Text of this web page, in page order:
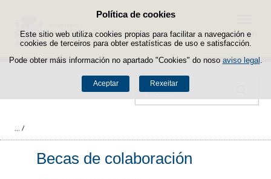
Política de cookies
Este sitio web utiliza cookies propias para facilitar a navegación e
cookies de terceiros para obter estatísticas de uso e satisfacción.
Pode obter máis información no apartado "Cookies" do noso aviso legal
Aceptar Rexeitar
Saltar ao contido
Buscador
Menú
Becas de colaboración